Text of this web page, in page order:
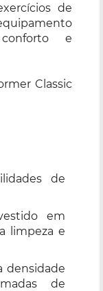
de
conforto e
Classic
de
em
limpeza e
densidade
de